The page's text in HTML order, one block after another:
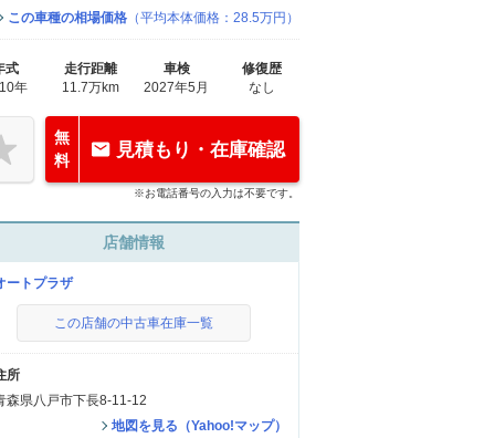
この車種の相場価格 （平均本体価格：28.5万円）
式
年
走行距離
11.7万km
車検
2027年5月
修復歴
なし
無
料
見積もり・在庫確認
※お電話番号の入力は不要です。
店舗情報
ートプラザ
この店舗の中古車在庫一覧
所
森県八戸市下長8-11-12
地図を見る（Yahoo!マップ）